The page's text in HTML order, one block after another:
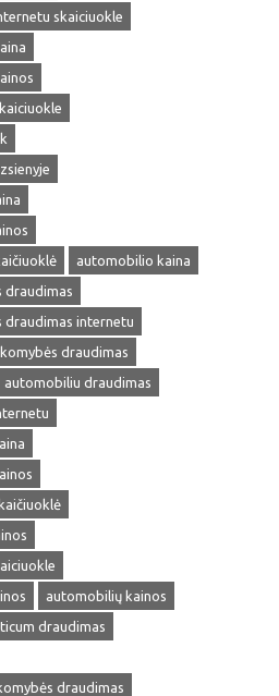
skaiciuokle
automobilio kaina
draudimas
internetu
draudimas
automobiliu draudimas
automobilių kainos
draudimas
draudimas